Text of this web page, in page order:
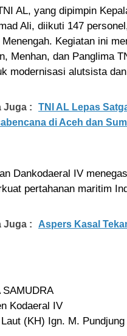
AL, yang dipimpin
Ali, diikuti 147
Kegiatan ini
Menhan, dan Panglima
modernisasi alutsista
Juga :
TNI AL Lepas
di Aceh dan
Dankodaeral IV
pertahanan maritim
Juga :
Aspers Kasal
SAMUDRA
Kodaeral IV
(KH) Ign. M.